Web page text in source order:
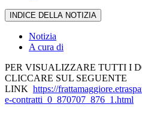
INDICE DELLA NOTIZIA
Notizia
A cura di
PER VISUALIZZARE TUTTI I
CLICCARE SUL SEGUENTE
LINK https://
e-contratti_0_870707_876_1.html